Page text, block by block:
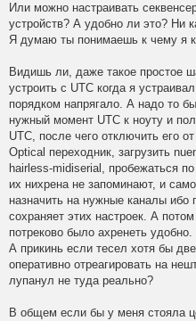
Или можно настраивать
устройств? А удобно ли это? Ни
Я думаю ты понимаешь к чему я
Видишь ли, даже такое простое
устроить с UTC когда я
порядком напрягало. А надо то
нужный момент UTC к ноуту и
UTC, после чего отключить его
Optical переходник, загрузить
hairless-midiserial, пробежаться
их нихрена не запоминают, и
назначить на нужные каналы ибо
сохраняет этих настроек. А
потреково было ахренеть удобно.
А прикинь если тесел хотя бы
оперативно отреагировать на
лупанул не туда реально?
В общем если бы у меня стояла